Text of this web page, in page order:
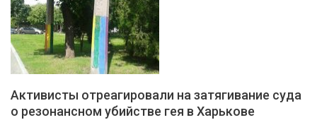
Активисты отреагировали на затягивание суда
о резонансном убийстве гея в Харькове